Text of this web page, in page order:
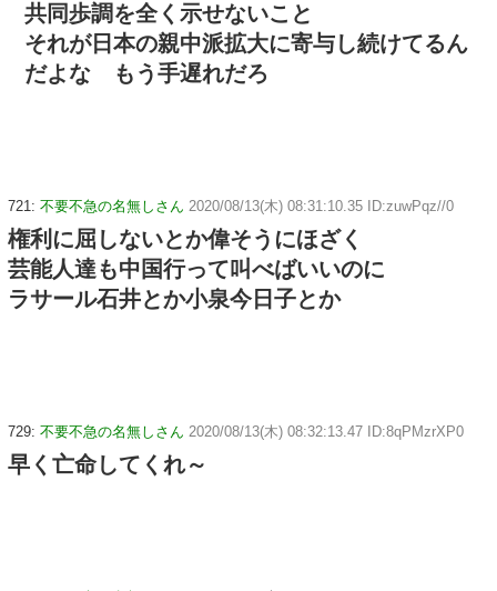
共同歩調を全く示せないこと
それが日本の親中派拡大に寄与し続けてるん
だよな もう手遅れだろ
721: 不要不急の名無しさん 2020/08/13(木) 08:31:10.35 ID:zuwPqz//0
権利に屈しないとか偉そうにほざく
芸能人達も中国行って叫べばいいのに
ラサール石井とか小泉今日子とか
729: 不要不急の名無しさん 2020/08/13(木) 08:32:13.47 ID:8qPMzrXP0
早く亡命してくれ～